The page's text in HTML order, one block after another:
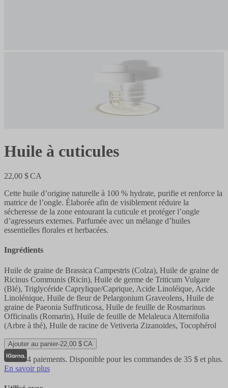
Huile à cuticules
22,00 $ CA
Cette huile d’origine naturelle à 100 % hydrate, purifie et renforce la
matrice de l’ongle. Élaborée afin de visiblement réduire la
sécheresse de la zone entourant la cuticule et protéger l’ongle
d’agresseurs externes. Parfumée avec un mélange d’huiles
essentielles florales et herbacées.
Ingrédients
Huile de graine de Brassica Campestris (Colza), Huile de graine de
Ricinus Communis (Ricin), Huile de germe de Triticum Vulgare
(Blé), Triglycéride Caprylique/Caprique, Acide Linoléique, Acide
Linolénique, Huile de fleur de Pelargonium Graveolens, Huile de
graine de Paeonia Suffruticosa, Huile de feuille de Rosmarinus
Officinalis (Romarin), Huile de feuille de Melaleuca Alternifolia
(Arbre à thé), Huile de racine de Vetiveria Zizanoides, Tocophérol
Ajouter au panier-22,00 $ CA
4 paiements. Disponible pour les commandes de 35 $ et plus.
En savoir plus